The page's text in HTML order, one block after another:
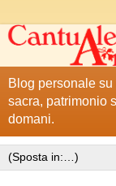
Blog personale
sacra, patrimonio
domani.